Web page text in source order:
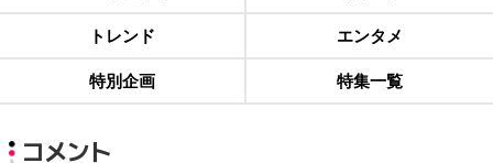
トレンド エンタメ
特別企画 特集一覧
コメント